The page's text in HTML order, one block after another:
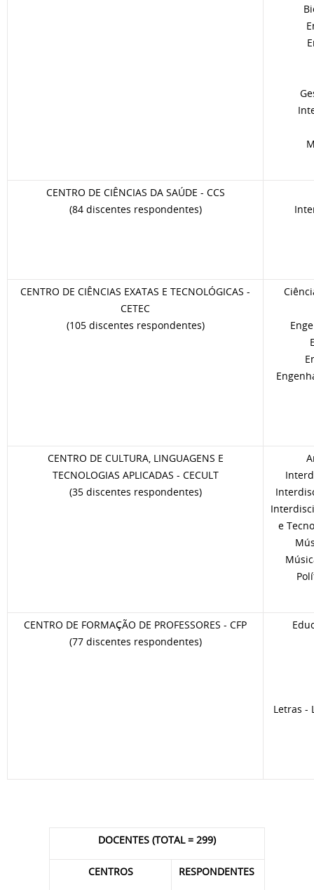
CENTRO DE CIÊNCIAS DA SAÚDE - CCS
(84 discentes respondentes)
CENTRO DE CIÊNCIAS EXATAS E TECNOLÓGICAS -
CETEC
(105 discentes respondentes)
CENTRO DE CULTURA, LINGUAGENS E
TECNOLOGIAS APLICADAS - CECULT
(35 discentes respondentes)
e
CENTRO DE FORMAÇÃO DE PROFESSORES - CFP
(77 discentes respondentes)
Letras -
DOCENTES (TOTAL = 299)
CENTROS RESPONDENTES